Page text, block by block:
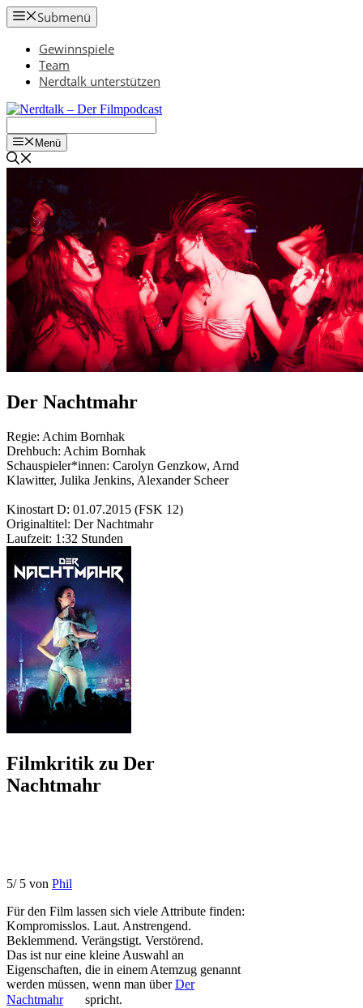
Zum
Inhalt
springen
Submenü
Gewinnspiele
Team
Nerdtalk unterstützen
Menü
Der Nachtmahr
Regie: Achim Bornhak
Drehbuch: Achim Bornhak
Schauspieler*innen: Carolyn Genzkow, Arnd
Klawitter, Julika Jenkins, Alexander Scheer
Kinostart D: 01.07.2015 (FSK 12)
Originaltitel: Der Nachtmahr
Laufzeit: 1:32 Stunden
Filmkritik zu Der
Nachtmahr
5/ 5 von Phil
Für den Film lassen sich viele Attribute finden:
Kompromisslos. Laut. Anstrengend.
Beklemmend. Verängstigt. Verstörend.
Das ist nur eine kleine Auswahl an
Eigenschaften, die in einem Atemzug genannt
werden müssen, wenn man überDer
Nachtmahr
spricht.